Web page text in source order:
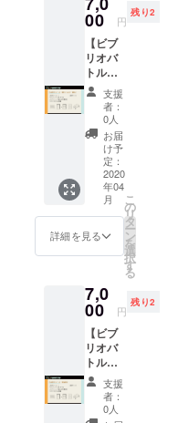
.com
てまと
めた資
料をご
提出く
ださ
い。 ※
ご不明
な点が
ござい
ました
ら下記
メール
アドレ
スにて
お問い
合わせ
v.u.sers
@gmail
（紙）
・パン
フレッ
トへの
記載 ・
同人
グッズ
出展ス
ペース
※PDF形
式で下
記メー
ルアド
レスに
ビブリ
オバト
のプロ
フィー
ル/推し
Vについ
てまと
めた資
料をご
提出く
ださ
00 円
残り2
【ビブ
リオバ
トル出
場権
（歌っ
てみ
た・歌
系）】
・お礼
メッ
セージ
・デー
タパン
フレッ
ト
（PDF
ンフ
レット
（紙）
・パン
フレッ
トへの
記載 ・
同人
グッズ
支援
者：
0人
お届
け予
定：
2020
年04
月
詳細を見る
こ
の
リ
タ
ー
ン
を
選
択
す
る
7,0
00 円
残り2
【ビブ
リオバ
トル出
場権
（雑談
系）】
支援
者：
0人